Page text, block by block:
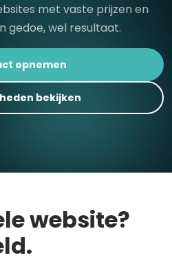
met vaste prijzen en
gedoe, wel resultaat.
opnemen
bekijken
website?